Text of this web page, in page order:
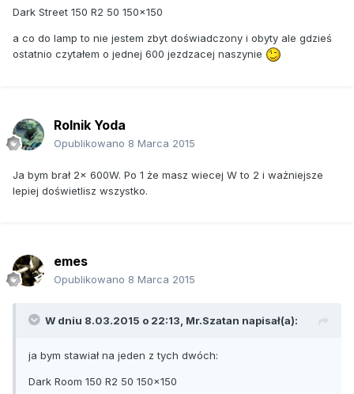
Dark Street 150 R2 50 150x150
a co do lamp to nie jestem zbyt doświadczony i obyty ale gdzieś
ostatnio czytałem o jednej 600 jezdzacej naszynie
Rolnik Yoda
Opublikowano 8 Marca 2015
Ja bym brał 2x 600W. Po 1 że masz wiecej W to 2 i ważniejsze
lepiej doświetlisz wszystko.
emes
Opublikowano 8 Marca 2015
W dniu 8.03.2015 o 22:13, Mr.Szatan napisał(a):
ja bym stawiał na jeden z tych dwóch:
Dark Room 150 R2 50 150x150